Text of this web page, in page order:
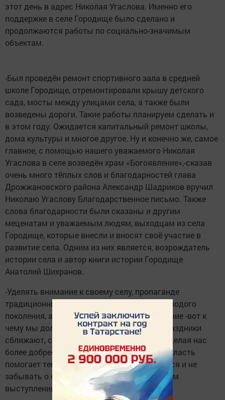
этот день в адрес Николая Угаслова. Именно его
поддержке в селе Городище было сделано и
продолжаются работы по социально-значимым
объектам.
-Был проведён ремонт спортивного зала в средней
школе Городище, отремонтировали крышу детского
сада, мосты между улицами села, а также были
возведены дороги. Такие работы планируем сделать и
в этом году. Ожидается капитальный ремонт школы,
дома культуры и многое другое. Ну и конечно же, самое
главное, с помощью нашего уважаемого Николая
Угаслова в селе возведён храм «Богоявление»,-сказав
очень много тёплых слов и благодарностей глава
Дрожжановского района Александр Шадриков вручил
Николаю Угаслову Благодарственное письмо. Также
слова благодарности были сказаны и другим
меценатам и уважаемым людям, выходцам из села
Городище, которые внесли и вносят своё участие в
развитие села. Одним из них является, возрождатель
истории села и автор книги истории Городище
Анатолий Шихранов.
-Уделять внимание к своему селу, пропаганде
традиционных ценностей среди нашего молодого
поколения, а именно сохранить быт и общение -вот к
чему мы должны стремиться. Вот такие праздники
сближают, сплачивают нас друг с другом, делая нас
более добрее и счастливее. Государство и власть
помогает тем, кто работает. Нужно трудиться и не
забывать о своём прошлом,-отметил в своём
выступлении Николай Угаслов.